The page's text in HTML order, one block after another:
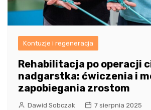
Kontuzje i regeneracja
Rehabilitacja po operacji
nadgarstka: ćwiczenia i
zapobiegania zrostom
Dawid Sobczak 7 sierpnia 2025